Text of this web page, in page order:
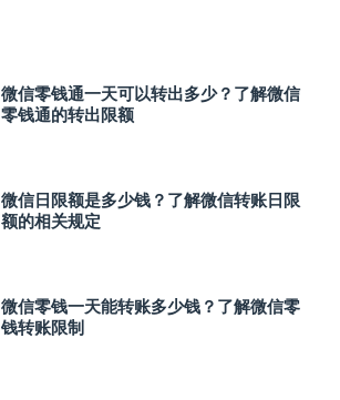
微信零钱通一天可以转出多少？了解微信
零钱通的转出限额
微信日限额是多少钱？了解微信转账日限
额的相关规定
微信零钱一天能转账多少钱？了解微信零
钱转账限制